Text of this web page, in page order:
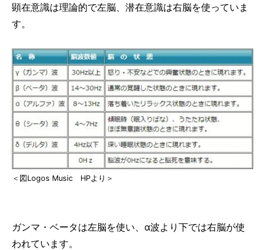
顕在意識は理論的で左脳、潜在意識は右脳を使っていま
す。
＜図Logos Music HPより＞
ガンマ・ベータは左脳を使い、α波より下では右脳が使
われています。